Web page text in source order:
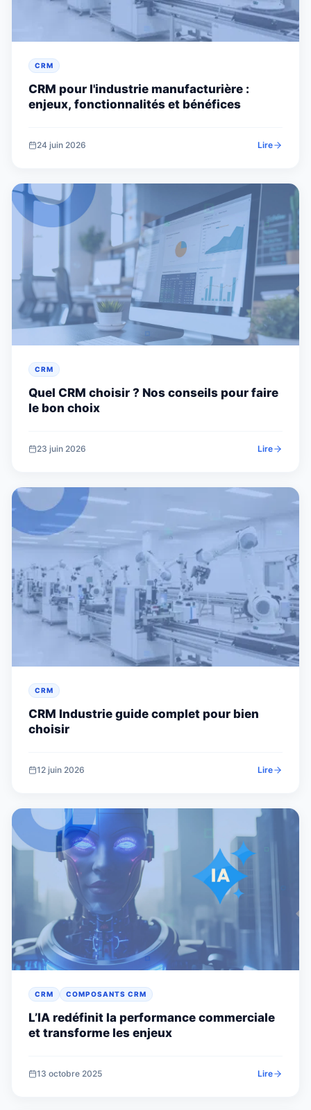
CRM
CRM pour l'industrie manufacturière :
enjeux, fonctionnalités et bénéfices
24 juin 2026 Lire
CRM
Quel CRM choisir ? Nos conseils pour faire
le bon choix
23 juin 2026 Lire
CRM
CRM Industrie guide complet pour bien
choisir
12 juin 2026 Lire
CRM COMPOSANTS CRM
L’IA redéfinit la performance commerciale
et transforme les enjeux
13 octobre 2025 Lire